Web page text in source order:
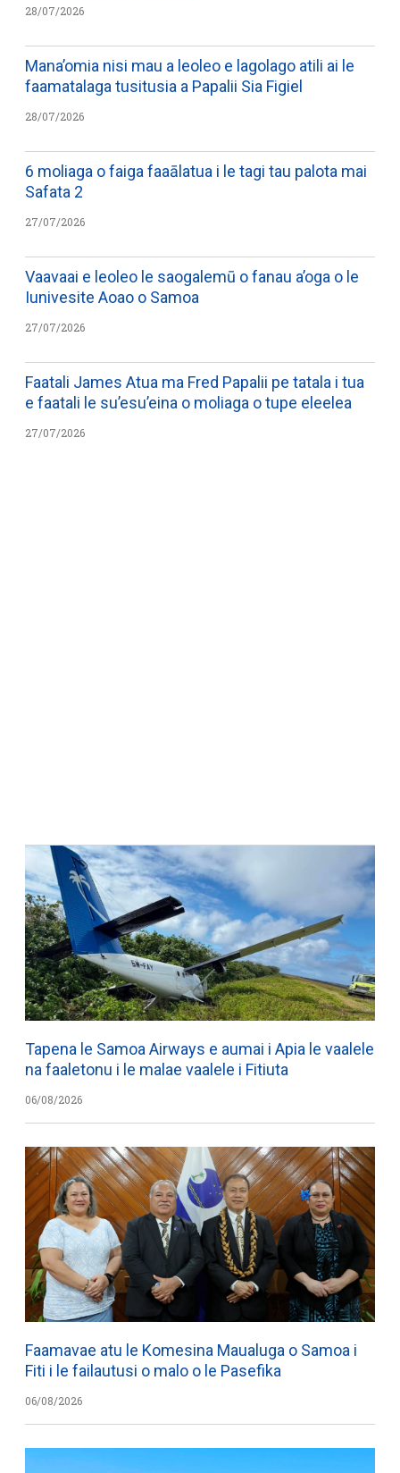
28/07/2026
Mana’omia nisi mau a leoleo e lagolago atili ai le
faamatalaga tusitusia a Papalii Sia Figiel
28/07/2026
6 moliaga o faiga faaālatua i le tagi tau palota mai
Safata 2
27/07/2026
Vaavaai e leoleo le saogalemū o fanau a’oga o le
Iunivesite Aoao o Samoa
27/07/2026
Faatali James Atua ma Fred Papalii pe tatala i tua
e faatali le su’esu’eina o moliaga o tupe eleelea
27/07/2026
Tapena le Samoa Airways e aumai i Apia le vaalele
na faaletonu i le malae vaalele i Fitiuta
06/08/2026
Faamavae atu le Komesina Maualuga o Samoa i
Fiti i le failautusi o malo o le Pasefika
06/08/2026